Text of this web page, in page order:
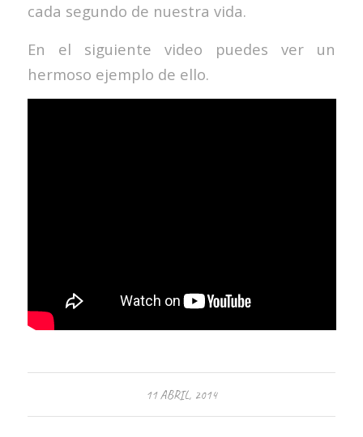
cada segundo de nuestra vida.
En el siguiente video puedes ver un
hermoso ejemplo de ello.
11 ABRIL, 2014